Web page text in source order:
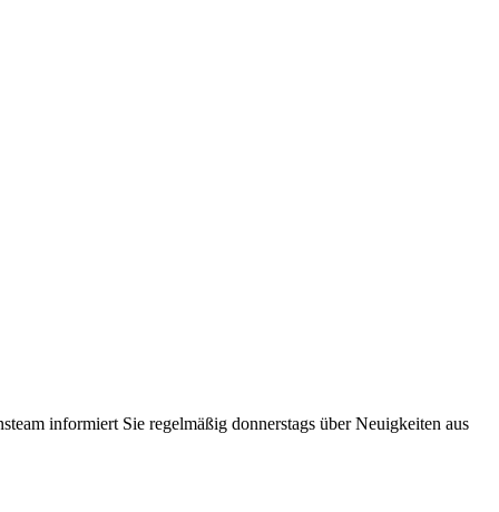
informiert Sie regelmäßig donnerstags über Neuigkeiten aus